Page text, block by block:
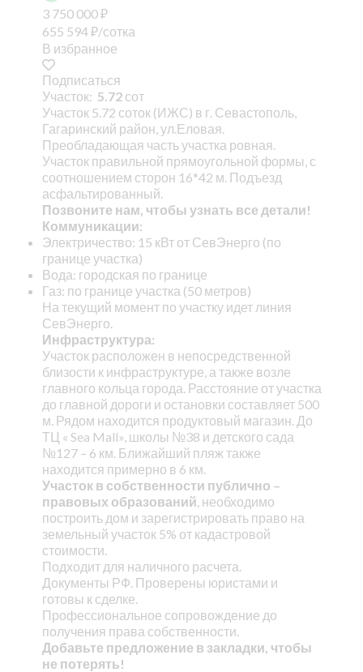
3 750 000₽
655 594₽/сотка
В избранное
Подписаться
Участок: 5.72 сот
Участок 5.72 соток (ИЖС) в г. Севастополь,
Гагаринский район, ул.Еловая.
Преобладающая часть участка ровная.
Участок правильной прямоугольной формы, с
соотношением сторон 16*42 м. Подъезд
асфальтированный.
Позвоните нам, чтобы узнать все детали!
Коммуникации:
Электричество: 15 кВт от СевЭнерго (по
границе участка)
Вода: городская по границе
Газ: по границе участка (50 метров)
На текущий момент по участку идет линия
СевЭнерго.
Инфраструктура:
Участок расположен в непосредственной
близости к инфраструктуре, а также возле
главного кольца города. Расстояние от участка
до главной дороги и остановки составляет 500
м. Рядом находится продуктовый магазин. До
ТЦ « Sea Mall», школы №38 и детского сада
№127 – 6 км. Ближайший пляж также
находится примерно в 6 км.
Участок в собственности публично –
правовых образований, необходимо
построить дом и зарегистрировать право на
земельный участок 5% от кадастровой
стоимости.
Подходит для наличного расчета.
Документы РФ. Проверены юристами и
готовы к сделке.
Профессиональное сопровождение до
получения права собственности.
Добавьте предложение в закладки, чтобы
не потерять!